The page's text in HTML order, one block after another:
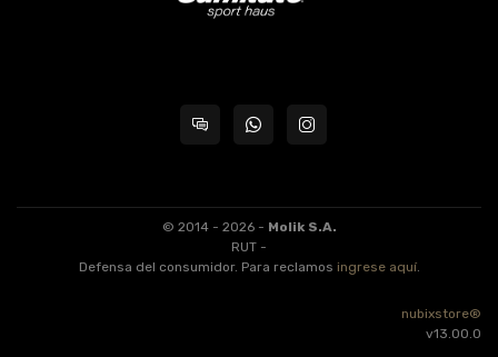
© 2014 - 2026 - Molik S.A.
RUT -
Defensa del consumidor. Para reclamos ingrese aquí.
nubixstore®
v13.00.0